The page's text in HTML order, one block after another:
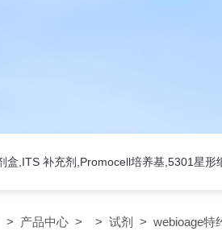
盒,ITS 补充剂,Promocell培养基,5301星形
> 产品中心 > > 试剂 > webioage特